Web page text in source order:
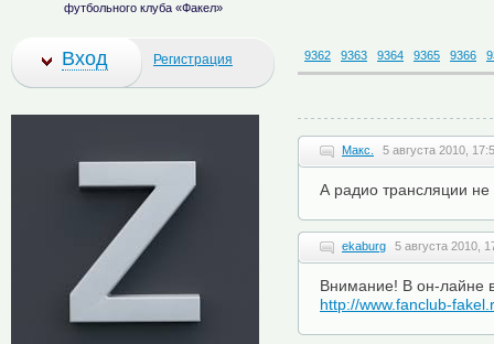
9362 9363 9364 9365 9366
Макс. 5 августа 2010,
А радио трансляции не
ekaburg 5 августа 2010,
Внимание! В он-лайне
http://www.fanclub-
футбольного клуба «Факел»
Вход Регистрация